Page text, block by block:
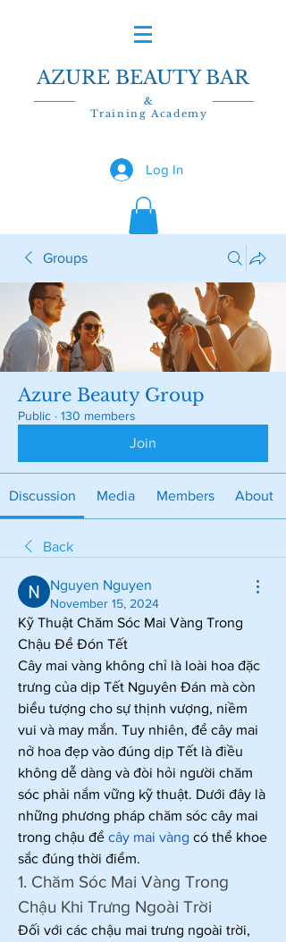
AZURE BEAUTY BAR
&
Training Academy
Log In
Groups
Azure Beauty Group
Public · 130 members
Join
Discussion Media Members About
Back
Nguyen Nguyen
November 15, 2024
Kỹ Thuật Chăm Sóc Mai Vàng Trong
Chậu Để Đón Tết
Cây mai vàng không chỉ là loài hoa đặc
trưng của dịp Tết Nguyên Đán mà còn
biểu tượng cho sự thịnh vượng, niềm
vui và may mắn. Tuy nhiên, để cây mai
nở hoa đẹp vào đúng dịp Tết là điều
không dễ dàng và đòi hỏi người chăm
sóc phải nắm vững kỹ thuật. Dưới đây là
những phương pháp chăm sóc cây mai
trong chậu để cây mai vàng có thể khoe
sắc đúng thời điểm.
1. Chăm Sóc Mai Vàng Trong
Chậu Khi Trưng Ngoài Trời
Đối với các chậu mai trưng ngoài trời,